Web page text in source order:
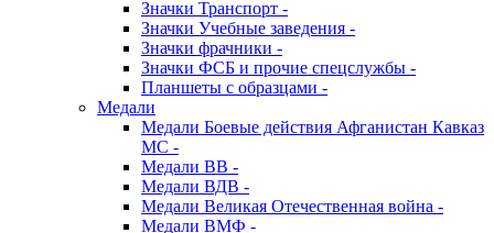
Значки Транспорт -
Значки Учебные заведения -
Значки фрачники -
Значки ФСБ и прочие спецслужбы -
Планшеты с образцами -
Медали
Медали Боевые действия Афганистан Кавказ
МС -
Медали ВВ -
Медали ВДВ -
Медали Великая Отечественная война -
Медали ВМФ -